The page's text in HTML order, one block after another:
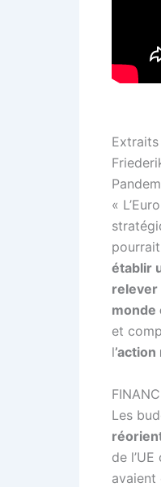
Extraits
«
établir
relever
monde
et
l
Les
de
avaient